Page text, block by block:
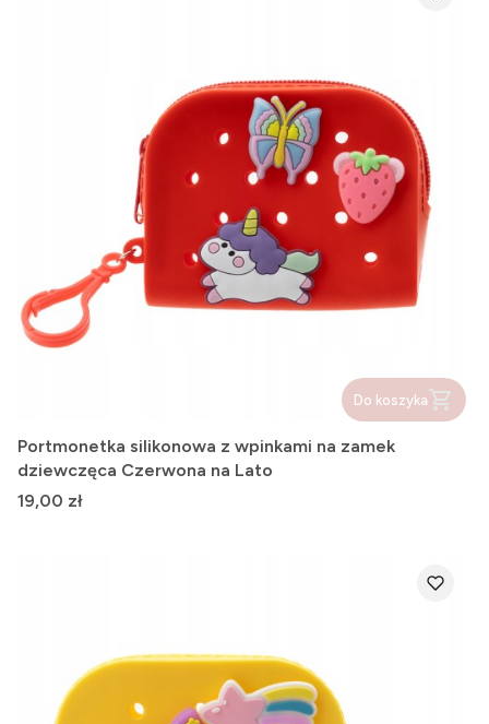
Do koszyka
Portmonetka silikonowa z wpinkami na zamek
dziewczęca Czerwona na Lato
Cena
19,00 zł